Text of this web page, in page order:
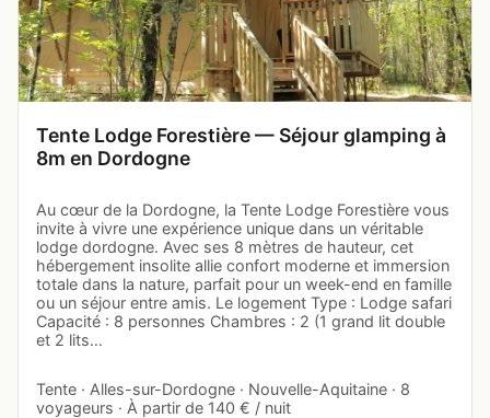
Tente Lodge Forestière — Séjour glamping à
8m en Dordogne
Au cœur de la Dordogne, la Tente Lodge Forestière vous
invite à vivre une expérience unique dans un véritable
lodge dordogne. Avec ses 8 mètres de hauteur, cet
hébergement insolite allie confort moderne et immersion
totale dans la nature, parfait pour un week-end en famille
ou un séjour entre amis. Le logement Type : Lodge safari
Capacité : 8 personnes Chambres : 2 (1 grand lit double
et 2 lits…
Tente · Alles-sur-Dordogne · Nouvelle-Aquitaine · 8
voyageurs · À partir de 140 € / nuit